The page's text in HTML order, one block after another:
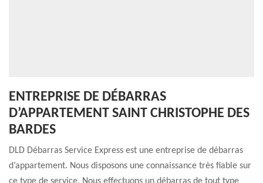
ENTREPRISE DE DÉBARRAS
D’APPARTEMENT SAINT CHRISTOPHE DES
BARDES
DLD Débarras Service Express est une entreprise de débarras
d’appartement. Nous disposons une connaissance très fiable sur